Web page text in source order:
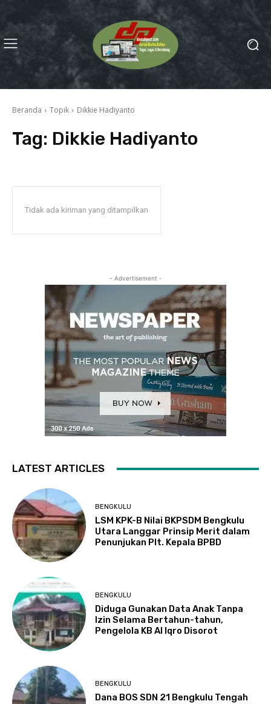
Beranda Topik Dikkie Hadiyanto
Tag: Dikkie Hadiyanto
Tidak ada kiriman yang ditampilkan
- Advertisement -
LATEST ARTICLES
BENGKULU
LSM KPK-B Nilai BKPSDM Bengkulu
Utara Langgar Prinsip Merit dalam
Penunjukan Plt. Kepala BPBD
BENGKULU
Diduga Gunakan Data Anak Tanpa
Izin Selama Bertahun-tahun,
Pengelola KB Al Iqro Disorot
BENGKULU
Dana BOS SDN 21 Bengkulu Tengah